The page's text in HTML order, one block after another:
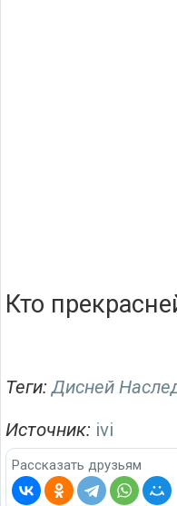
Кто
Теги:Дисней
Источник: ivi
Рассказать друзьям